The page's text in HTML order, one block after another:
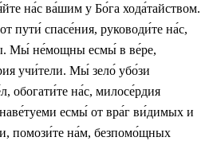
на́с ва́шим у Бо́га хода́тайством.
пути́ спасе́ния, руководи́те на́с,
Мы́ не́мощны есмы́ в ве́ре,
учи́тели. Мы́ зело́ убо́зи
обогати́те на́с, милосе́рдия
есмы́ от вра́г ви́димых и
помози́те на́м, безпомо́щных